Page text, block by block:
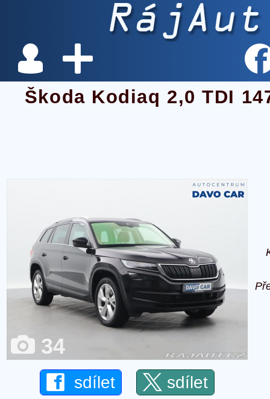
Škoda Kodiaq 2,0 TDI
34
sdílet sdílet